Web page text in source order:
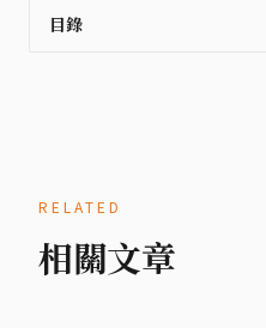
目錄
RELATED
相關文章